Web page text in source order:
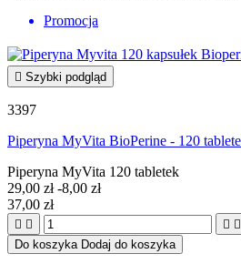
Promocja
 Szybki podgląd
3397
Piperyna MyVita BioPerine - 120
Piperyna MyVita 120 tabletek
29,00 zł-8,00 zł
37,00 zł
   
Do koszyka Dodaj do koszyka